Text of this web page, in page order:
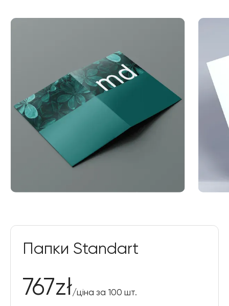
Папки Standart
767zł/ціна за 100 шт.